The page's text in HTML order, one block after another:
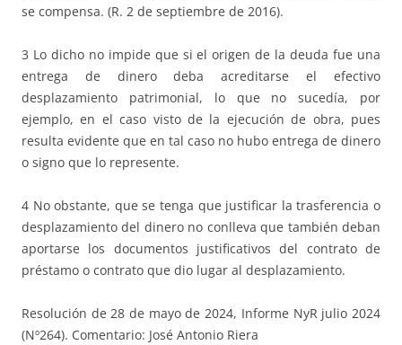
se compensa. (R. 2 de septiembre de 2016).
3 Lo dicho no impide que si el origen de la deuda fue una
entrega de dinero deba acreditarse el efectivo
desplazamiento patrimonial, lo que no sucedía, por
ejemplo, en el caso visto de la ejecución de obra, pues
resulta evidente que en tal caso no hubo entrega de dinero
o signo que lo represente.
4 No obstante, que se tenga que justificar la trasferencia o
desplazamiento del dinero no conlleva que también deban
aportarse los documentos justificativos del contrato de
préstamo o contrato que dio lugar al desplazamiento.
Resolución de 28 de mayo de 2024, Informe NyR julio 2024
(Nº264). Comentario: José Antonio Riera